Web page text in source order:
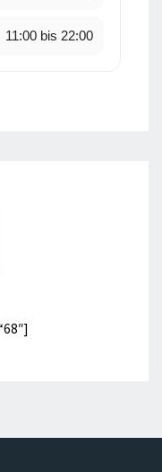
11:00 bis 22:00